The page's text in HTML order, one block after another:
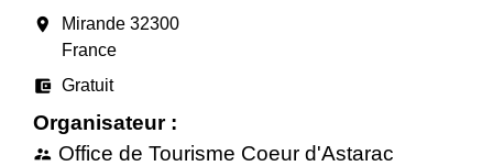
room
Mirande 32300
France
account_balance_wallet Gratuit
Organisateur :
supervisor_account Office de Tourisme Coeur d'Astarac